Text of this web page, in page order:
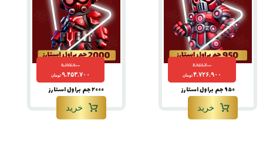
۹۵۰ جم براول استارز
۴.۹۶۶.۳۰۰
۴.۷۲۶.۹۰۰تومان
خرید
۲۰۰۰ جم براول استارز
۹.۶۷۷.۹۰۰
۹.۴۵۳.۷۰۰تومان
خرید